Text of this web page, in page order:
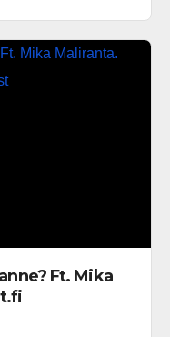
Ft. Mika